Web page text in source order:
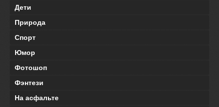
Дети
Природа
Спорт
Юмор
Фотошоп
Фэнтези
На асфальте